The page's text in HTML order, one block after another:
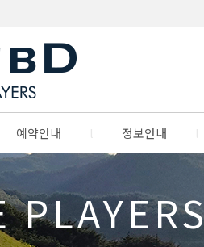
예약안내 정보안내